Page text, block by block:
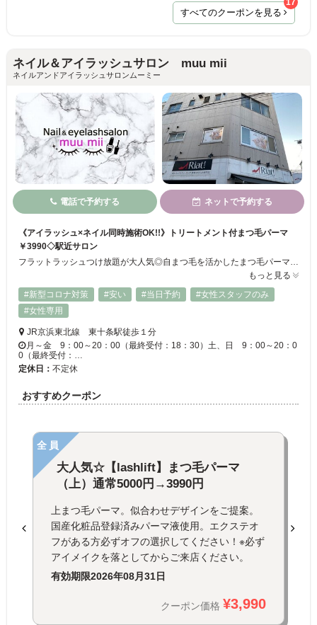
すべてのクーポンを見る
17
ネイル＆アイラッシュサロン muu mii
ネイルアンドアイラッシュサロンムーミー
電話で予約する ネットで予約する
《アイラッシュ×ネイル同時施術OK!!》トリートメント付まつ毛パーマ
￥3990◇駅近サロン
フラットラッシュつけ放題が大人気◎自まつ毛を活かしたまつ毛パーマも!!高級セーブルつけ放題￥6500◇フラットラッシュつけ放題￥6990!! ナチュラルからボリュームのある華やかな目元まで‥お客様一人一人に合わせた理想の姿を実現します。付け心地と高品質にこだわった商材を使用しているので、持ちの良さをキープ◎自まつ毛への負担を軽減します！【～20時営業◎／当日予約OK】まずはお気軽にご相談ください♪
もっと見る
#新型コロナ対策
#安い #当日予約
#女性スタッフのみ
#女性専用
JR京浜東北線 東十条駅徒歩１分
月～金 9：00～20：00（最終受付：18：30）土、日 9：00～20：0
0（最終受付：…
定休日： 不定休
おすすめクーポン
全員
大人気☆【lashlift】まつ毛パーマ
（上）通常5000円→3990円
上まつ毛パーマ。似合わせデザインをご提案。
国産化粧品登録済みパーマ液使用。エクステオ
フがある方必ずオフの選択してください！※必ず
アイメイクを落としてからご来店ください。
有効期限2026年08月31日
クーポン価格 ¥3,990